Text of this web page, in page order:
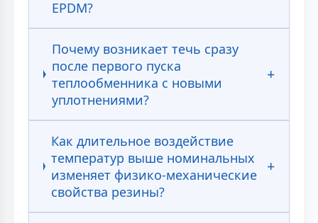
EPDM?
Почему возникает течь сразу
после первого пуска
теплообменника с новыми
уплотнениями?
Как длительное воздействие
температур выше номинальных
изменяет физико-механические
свойства резины?